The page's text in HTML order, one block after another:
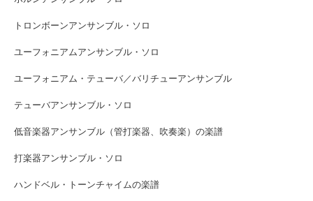
トロンボーンアンサンブル・ソロ
ユーフォニアムアンサンブル・ソロ
ユーフォニアム・テューバ／バリチューアンサンブル
テューバアンサンブル・ソロ
低音楽器アンサンブル（管打楽器、吹奏楽）の楽譜
打楽器アンサンブル・ソロ
ハンドベル・トーンチャイムの楽譜